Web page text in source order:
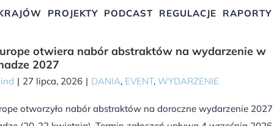
PROJEKTY PODCAST REGULACJE RAPORTY
otwiera nabór abstraktów na wydarzenie w
2027
| 27 lipca, 2026 | DANIA, EVENT, WYDARZENIE
otworzyło nabór abstraktów na doroczne wydarzenie